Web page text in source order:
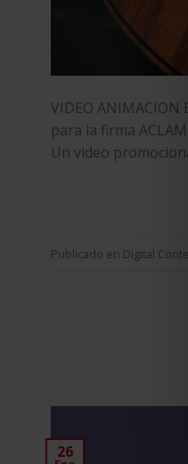
VIDEO
para la firma
Un video
Publicado en Digital
26